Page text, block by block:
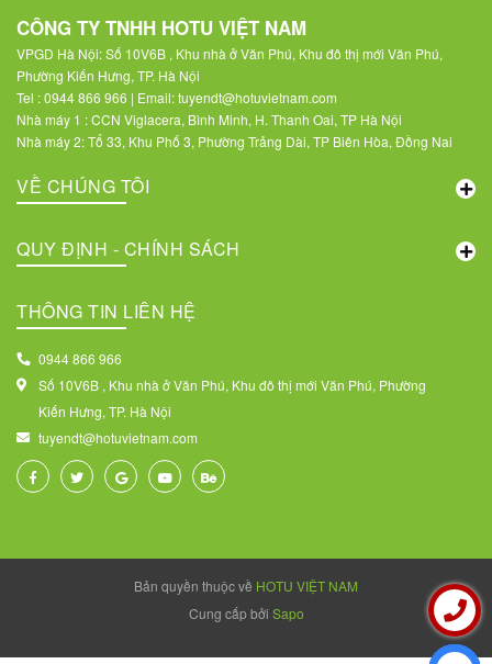
CÔNG TY TNHH HOTU VIỆT NAM
VPGD Hà Nội: Số 10V6B , Khu nhà ở Văn Phú, Khu đô thị mới Văn Phú,
Phường Kiến Hưng, TP. Hà Nội
Tel : 0944 866 966 | Email: tuyendt@hotuvietnam.com
Nhà máy 1 : CCN Viglacera, Bình Minh, H. Thanh Oai, TP Hà Nội
Nhà máy 2: Tổ 33, Khu Phố 3, Phường Trảng Dài, TP Biên Hòa, Đồng Nai
VỀ CHÚNG TÔI
QUY ĐỊNH - CHÍNH SÁCH
THÔNG TIN LIÊN HỆ
0944 866 966
Số 10V6B , Khu nhà ở Văn Phú, Khu đô thị mới Văn Phú, Phường
Kiến Hưng, TP. Hà Nội
tuyendt@hotuvietnam.com
Bản quyền thuộc về HOTU VIỆT NAM
Cung cấp bởi Sapo